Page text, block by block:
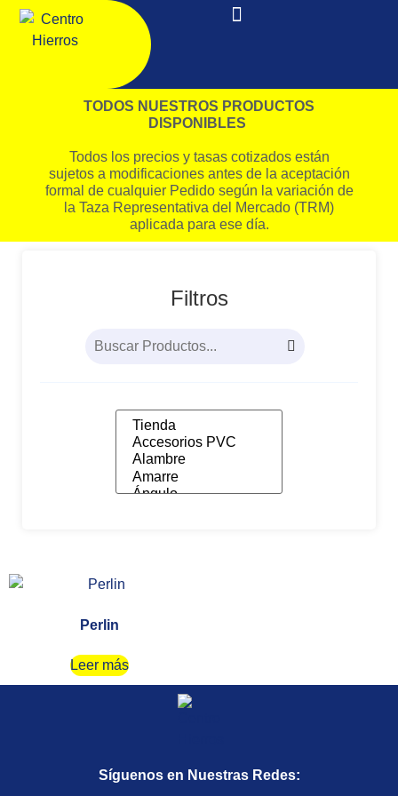
TODOS NUESTROS PRODUCTOS
DISPONIBLES
Todos los precios y tasas cotizados están
sujetos a modificaciones antes de la aceptación
formal de cualquier Pedido según la variación de
la Taza Representativa del Mercado (TRM)
aplicada para ese día.
Filtros
Perlin
Leer más
Síguenos en Nuestras Redes: